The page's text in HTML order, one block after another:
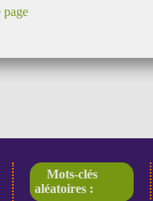
page
Mots-clés
aléatoires :